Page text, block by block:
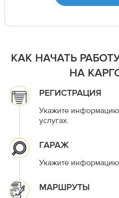
КАК НАЧАТЬ
НА
РЕГИСТРАЦИЯ
Укажите
услугах.
ГАРАЖ
Укажите
МАРШРУТЫ